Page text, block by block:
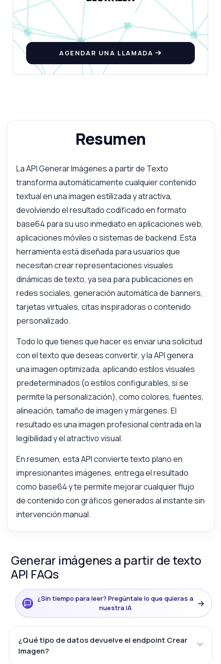
AGENDAR UNA LLAMADA
Resumen
La API Generar Imágenes a partir de Texto
transforma automáticamente cualquier contenido
textual en una imagen estilizada y atractiva,
devolviendo el resultado codificado en formato
base64 para su uso inmediato en aplicaciones web,
aplicaciones móviles o sistemas de backend. Esta
herramienta está diseñada para usuarios que
necesitan crear representaciones visuales
dinámicas de texto, ya sea para publicaciones en
redes sociales, generación automática de banners,
tarjetas virtuales, citas inspiradoras o contenido
personalizado.
Todo lo que tienes que hacer es enviar una solicitud
con el texto que deseas convertir, y la API genera
una imagen optimizada, aplicando estilos visuales
predeterminados (o estilos configurables, si se
permite la personalización), como colores, fuentes,
alineación, tamaño de imagen y márgenes. El
resultado es una imagen profesional centrada en la
legibilidad y el atractivo visual.
En resumen, esta API convierte texto plano en
impresionantes imágenes, entrega el resultado
como base64 y te permite mejorar cualquier flujo
de contenido con gráficos generados al instante sin
intervención manual.
Generar imágenes a partir de texto
API FAQs
¿Sin tiempo para leer? Pregúntale lo que quieras a
nuestra IA
→
¿Qué tipo de datos devuelve el endpoint Crear
Imagen?